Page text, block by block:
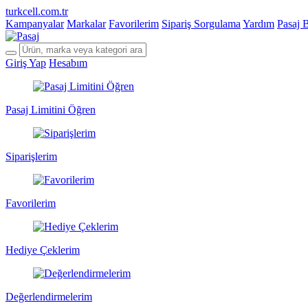
turkcell.com.tr
Kampanyalar Markalar Favorilerim Sipariş Sorgulama Yardım Pasaj
Giriş Yap Hesabım
Pasaj Limitini Öğren
Siparişlerim
Favorilerim
Hediye Çeklerim
Değerlendirmelerim